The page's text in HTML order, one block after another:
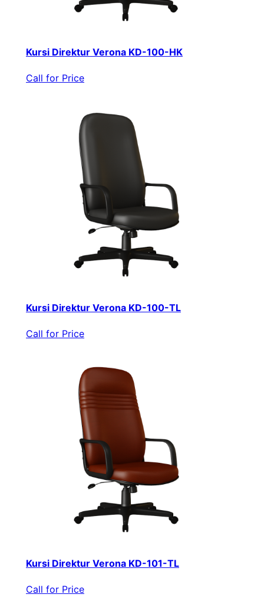
Kursi Direktur Verona KD-100-HK
Call for Price
Kursi Direktur Verona KD-100-TL
Call for Price
Kursi Direktur Verona KD-101-TL
Call for Price